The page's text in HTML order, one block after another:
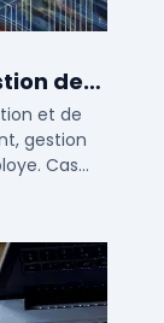
des
et de
gestion
Cas